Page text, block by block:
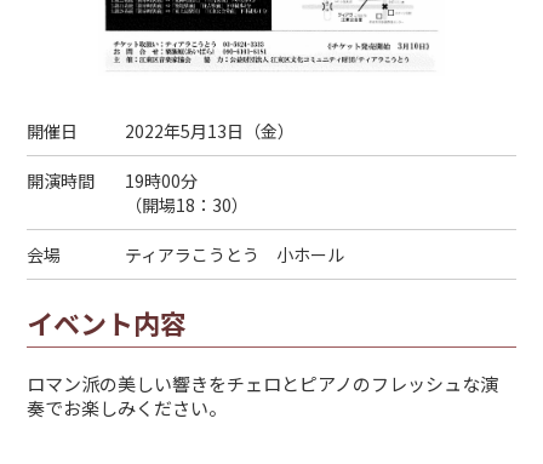
開催日 2022年5月13日（金）
開演時間
19時00分
（開場18：30）
会場 ティアラこうとう 小ホール
イベント内容
ロマン派の美しい響きをチェロとピアノのフレッシュな演
奏でお楽しみください。